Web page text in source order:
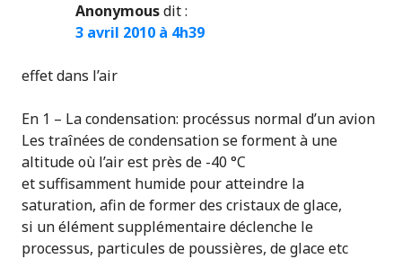
Anonymousdit :
3 avril 2010 à 4h39
effet dans l’air
En 1 – La condensation: procéssus normal d’un avion
Les traînées de condensation se forment à une
altitude où l’air est près de -40 °C
et suffisamment humide pour atteindre la
saturation, afin de former des cristaux de glace,
si un élément supplémentaire déclenche le
processus, particules de poussières, de glace etc